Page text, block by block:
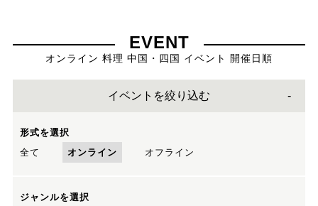
EVENT
オンライン 料理 中国・四国 イベント 開催日順
イベントを絞り込む
形式を選択
全て
オンライン オフライン
ジャンルを選択